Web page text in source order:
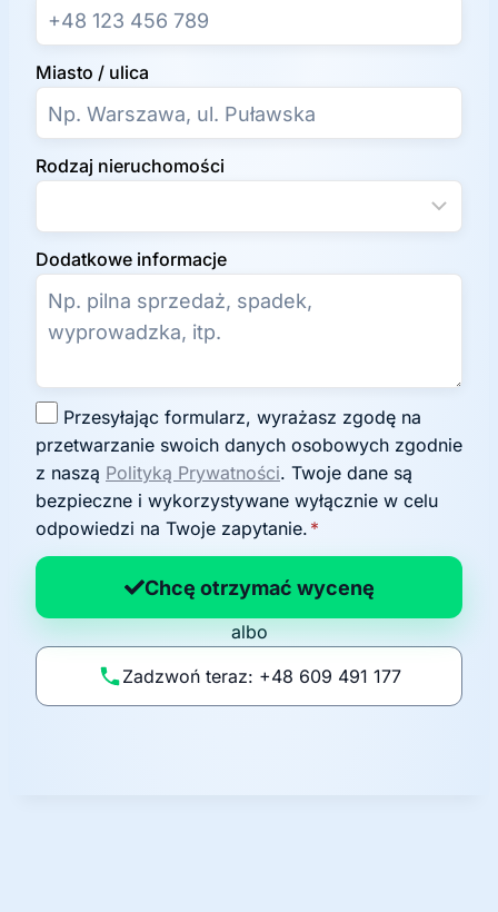
Miasto / ulica
Rodzaj nieruchomości
Dodatkowe informacje
g
o
d
a
n
p
li
t
przetwarzanie swoich danych osobowych zgodnie
z naszą Polityką Prywatności. Twoje dane są
bezpieczne i wykorzystywane wyłącznie w celu
odpowiedzi na Twoje zapytanie. *
Chcę otrzymać wycenę
albo
Zadzwoń teraz: +48 609 491 177